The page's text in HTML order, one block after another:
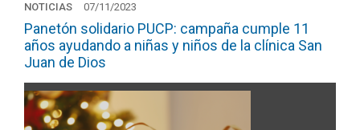
NOTICIAS 07/11/2023
Panetón solidario PUCP: campaña cumple 11
años ayudando a niñas y niños de la clínica San
Juan de Dios